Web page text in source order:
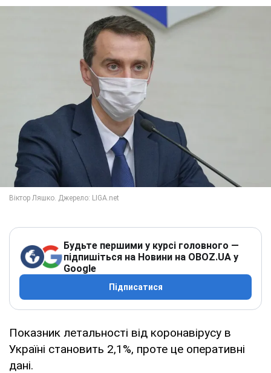
Будьте першими у курсі головного —
підпишіться на Новини на OBOZ.UA у
Google
Підписатися
Показник летальності від коронавірусу в
Україні становить 2,1%, проте це оперативні
дані.